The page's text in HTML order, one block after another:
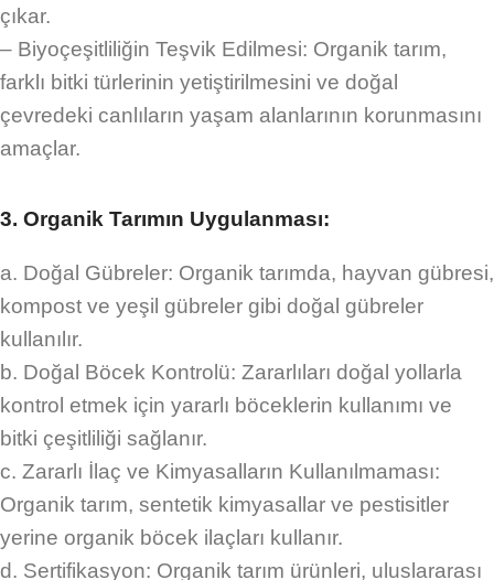
çıkar.
– Biyoçeşitliliğin Teşvik Edilmesi: Organik tarım,
farklı bitki türlerinin yetiştirilmesini ve doğal
çevredeki canlıların yaşam alanlarının korunmasını
amaçlar.
3. Organik Tarımın Uygulanması:
a. Doğal Gübreler: Organik tarımda, hayvan gübresi,
kompost ve yeşil gübreler gibi doğal gübreler
kullanılır.
b. Doğal Böcek Kontrolü: Zararlıları doğal yollarla
kontrol etmek için yararlı böceklerin kullanımı ve
bitki çeşitliliği sağlanır.
c. Zararlı İlaç ve Kimyasalların Kullanılmaması:
Organik tarım, sentetik kimyasallar ve pestisitler
yerine organik böcek ilaçları kullanır.
d. Sertifikasyon: Organik tarım ürünleri, uluslararası